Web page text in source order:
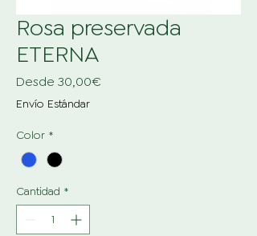
Rosa preservada
ETERNA
Desde 30,00€
Envío Estándar
Color *
Cantidad *